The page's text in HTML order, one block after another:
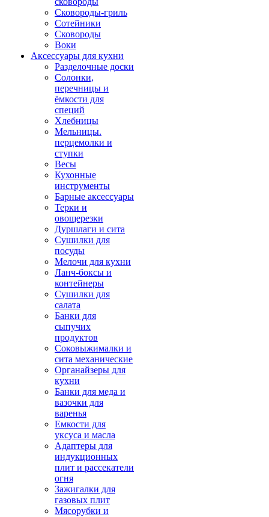
Сковороды-гриль
Сотейники
Сковороды
Воки
Аксессуары для кухни
Разделочные доски
Солонки,
перечницы и
ёмкости для
специй
Хлебницы
Мельницы.
перцемолки и
ступки
Весы
Кухонные
инструменты
Барные аксессуары
Терки и
овощерезки
Дуршлаги и сита
Сушилки для
посуды
Мелочи для кухни
Ланч-боксы и
контейнеры
Сушилки для
салата
Банки для
сыпучих
продуктов
Соковыжималки и
сита механические
Органайзеры для
кухни
Банки для меда и
вазочки для
варенья
Емкости для
уксуса и масла
Адаптеры для
индукционных
плит и рассекатели
огня
Зажигалки для
газовых плит
Мясорубки и